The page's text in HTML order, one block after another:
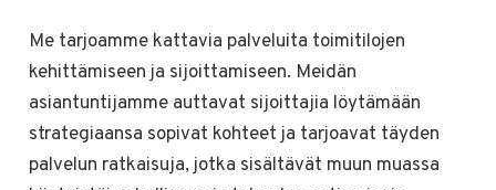
Me tarjoamme kattavia palveluita toimitilojen
kehittämiseen ja sijoittamiseen. Meidän
asiantuntijamme auttavat sijoittajia löytämään
strategiaansa sopivat kohteet ja tarjoavat täyden
palvelun ratkaisuja, jotka sisältävät muun muassa